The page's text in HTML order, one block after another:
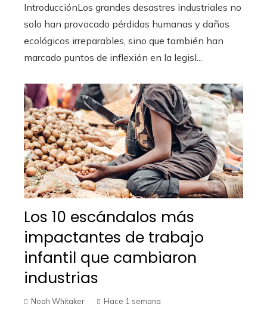
IntroducciónLos grandes desastres industriales no
solo han provocado pérdidas humanas y daños
ecológicos irreparables, sino que también han
marcado puntos de inflexión en la legisl...
Los 10 escándalos más
impactantes de trabajo
infantil que cambiaron
industrias
Noah Whitaker Hace 1 semana